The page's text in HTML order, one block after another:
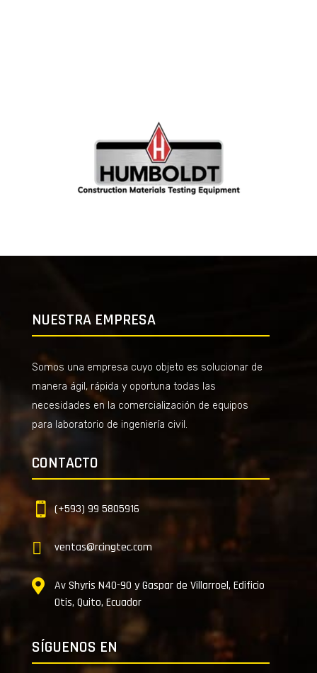
NUESTRA EMPRESA
Somos una empresa cuyo objeto es solucionar de
manera ágil, rápida y oportuna todas las
necesidades en la comercialización de equipos
para laboratorio de ingeniería civil.
CONTACTO
 (+593) 99 5805916
 ventas@rcingtec.com

Av Shyris N40-90 y Gaspar de Villarroel, Edificio
Otis, Quito, Ecuador
SÍGUENOS EN